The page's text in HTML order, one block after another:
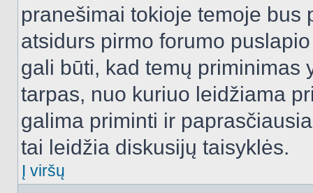
pranešimai tokioje temoje bus
atsidurs pirmo forumo
gali būti, kad temų priminimas
tarpas, nuo kuriuo leidžiama
galima priminti ir
tai leidžia diskusijų taisyklės.
Į viršų